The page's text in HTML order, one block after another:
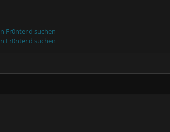
Fr0ntend suchen
Fr0ntend suchen